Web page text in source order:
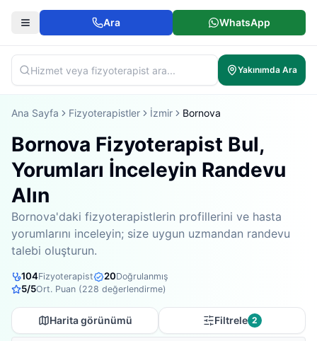
Ara WhatsApp
Yakınımda Ara
Ana Sayfa Fizyoterapistler İzmir Bornova
Bornova Fizyoterapist Bul,
Yorumları İnceleyin Randevu
Alın
Bornova'daki fizyoterapistlerin profillerini ve hasta
yorumlarını inceleyin; size uygun uzmandan randevu
talebi oluşturun.
104Fizyoterapist 20Doğrulanmış
5/5Ort. Puan (228 değerlendirme)
Harita görünümü Filtrele 2